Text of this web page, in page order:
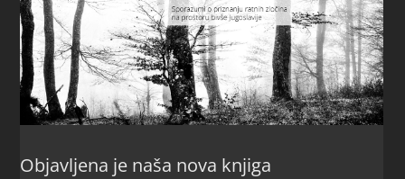
Objavljena je naša nova knjiga